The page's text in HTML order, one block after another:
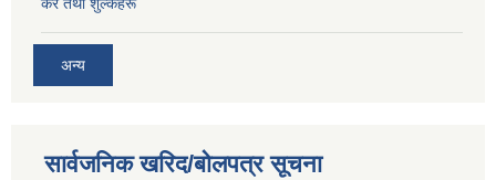
अन्य
सार्वजनिक खरिद/बोलपत्र सूचना